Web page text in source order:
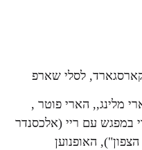
לסלי שארפ
מלינג,, הארי פוטר ,
במפגש עם ריי (אלכסנדר
האופנוען